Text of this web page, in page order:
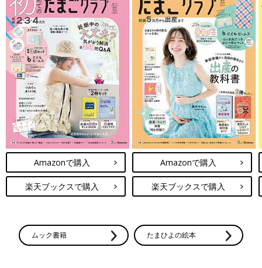
Amazonで購入
楽天ブックスで購入
Amazonで購入
楽天ブックスで購入
ムック書籍 たまひよの絵本